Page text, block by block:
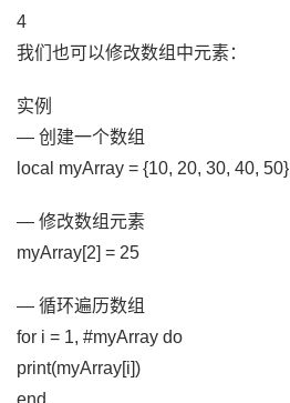
4
我们也可以修改数组中元素：
实例
— 创建一个数组
local myArray = {10, 20, 30, 40, 50}
— 修改数组元素
myArray[2] = 25
— 循环遍历数组
for i = 1, #myArray do
print(myArray[i])
end